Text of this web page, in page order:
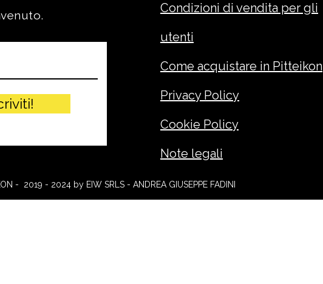
Condizioni di vendita per gli
utenti
Come acquistare in Pitteikon
Privacy Policy
Cookie Policy
Note legali
- 2019 - 2024 by EIW SRLS - ANDREA GIUSEPPE FADINI